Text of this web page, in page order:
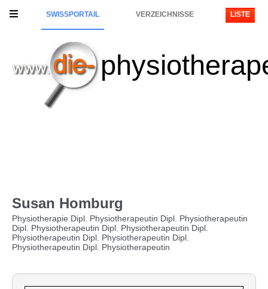
SWISSPORTAIL VERZEICHNISSE LISTE
Susan Homburg
Physiotherapie Dipl. Physiotherapeutin Dipl. Physiotherapeutin
Dipl. Physiotherapeutin Dipl. Physiotherapeutin Dipl.
Physiotherapeutin Dipl. Physiotherapeutin Dipl.
Physiotherapeutin Dipl. Physiotherapeutin